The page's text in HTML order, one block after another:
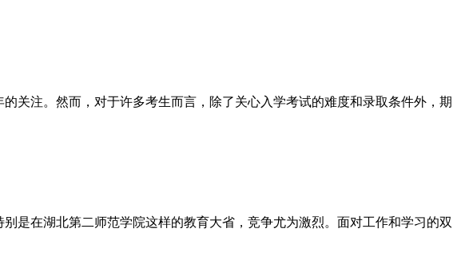
关注。然而，对于许多考生而言，除了关心入学考试的难度和录取条件外，期
是在湖北第二师范学院这样的教育大省，竞争尤为激烈。面对工作和学习的双